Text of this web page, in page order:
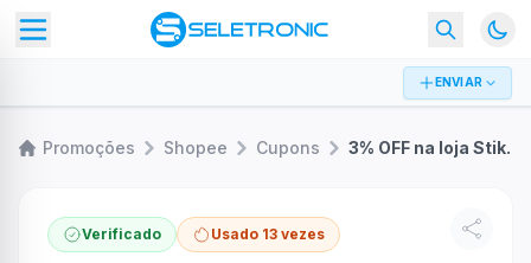
ENVIAR
Promoções Shopee Cupons 3% OFF na loja Stikids na Shopee
Verificado Usado 13 vezes